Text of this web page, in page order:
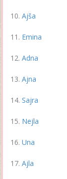
Ajša
Emina
Adna
Ajna
Sajra
Nejla
Una
Ajla